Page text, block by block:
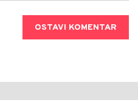
OSTAVI KOMENTAR